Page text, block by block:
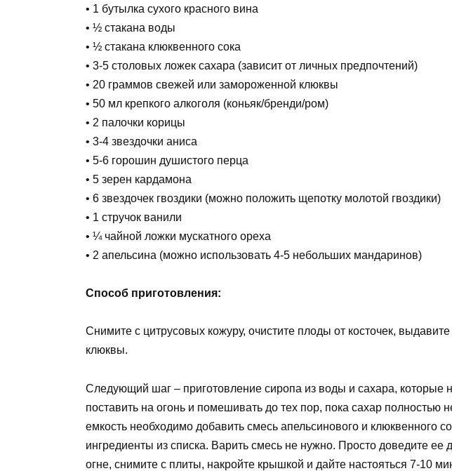
• 1 бутылка сухого красного вина
• ½ стакана воды
• ½ стакана клюквенного сока
• 3-5 столовых ложек сахара (зависит от личных предпочтений)
• 20 граммов свежей или замороженной клюквы
• 50 мл крепкого алкоголя (коньяк/бренди/ром)
• 2 палочки корицы
• 3-4 звездочки аниса
• 5-6 горошин душистого перца
• 5 зерен кардамона
• 6 звездочек гвоздики (можно положить щепотку молотой гвоздики)
• 1 стручок ванили
• ¼ чайной ложки мускатного ореха
• 2 апельсина (можно использовать 4-5 небольших мандаринов)
Способ приготовления:
Снимите с цитрусовых кожуру, очистите плоды от косточек,
клюквы.
Следующий шаг – приготовление сиропа из воды и сахара, которые
поставить на огонь и помешивать до тех пор, пока сахар полностью
емкость необходимо добавить смесь апельсинового и клюквенного
ингредиенты из списка. Варить смесь не нужно. Просто доведите ее
огне, снимите с плиты, накройте крышкой и дайте настояться 7-10